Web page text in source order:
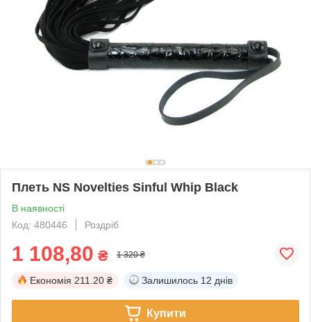
Плеть NS Novelties Sinful Whip Black
В наявності
Код: 480446
Роздріб
1 108,80 ₴ 1 320 ₴
Економія 211.20 ₴ Залишилось 12 днів
Купити